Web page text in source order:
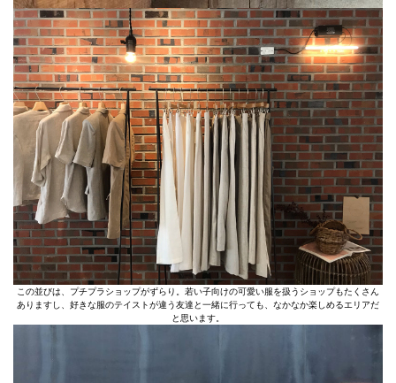
この並びは、プチプラショップがずらり。若い子向けの可愛い服を扱うショップもたくさん
ありますし、好きな服のテイストが違う友達と一緒に行っても、なかなか楽しめるエリアだ
と思います。